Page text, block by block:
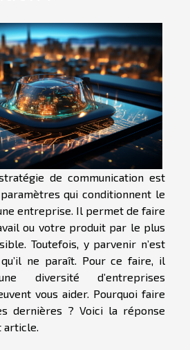
de communication est
qui conditionnent le
entreprise. Il permet de faire
ou votre produit par le plus
Toutefois, y parvenir n’est
ne paraît. Pour ce faire, il
diversité d’entreprises
vous aider. Pourquoi faire
dernières ? Voici la réponse
article.